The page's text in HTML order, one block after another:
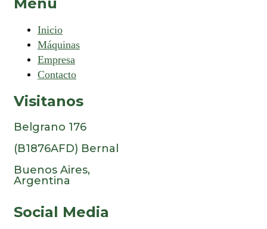
Inicio
Máquinas
Empresa
Contacto
Visitanos
Belgrano 176
(B1876AFD) Bernal
Buenos Aires,
Argentina
Social Media